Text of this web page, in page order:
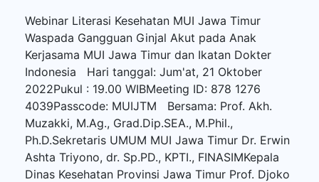
Webinar Literasi Kesehatan MUI Jawa Timur
Waspada Gangguan Ginjal Akut pada Anak
Kerjasama MUI Jawa Timur dan Ikatan Dokter
Indonesia Hari tanggal: Jum'at, 21 Oktober
2022Pukul : 19.00 WIBMeeting ID: 878 1276
4039Passcode: MUIJTM Bersama: Prof. Akh.
Muzakki, M.Ag., Grad.Dip.SEA., M.Phil.,
Ph.D.Sekretaris UMUM MUI Jawa Timur Dr. Erwin
Ashta Triyono, dr. Sp.PD., KPTI., FINASIMKepala
Dinas Kesehatan Provinsi Jawa Timur Prof. Djoko